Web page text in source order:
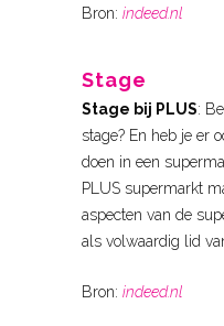
Bron: indeed.nl
Stage
Stage bij PLUS:
stage? En heb je er
doen in een
PLUS supermarkt
aspecten van de
als volwaardig lid
Bron: indeed.nl